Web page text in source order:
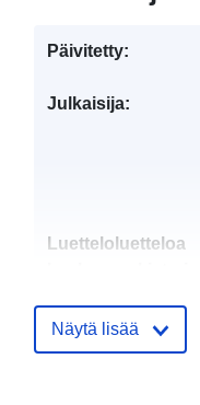
Päivitetty:
Julkaisija:
Luetteloluetteloa
Näytä lisää